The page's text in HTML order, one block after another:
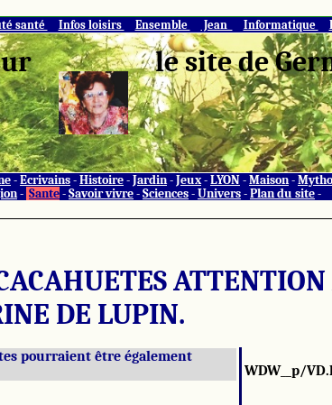
santé Infos loisirs Ensemble Jean Informatique
le site de
- Ecrivains - Histoire - Jardin- Jeux- LYON - Maison-
- Sante - Savoir vivre - Sciences - Univers - Plan du site -
DE LUPIN.
pourraient être également
WDW__p/